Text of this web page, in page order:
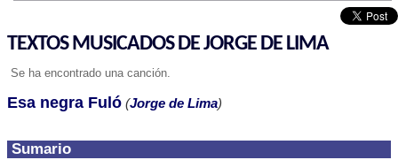
TEXTOS MUSICADOS DE JORGE DE LIMA
Se ha encontrado una canción.
Sumario
Esa negra Fuló (Jorge de Lima)